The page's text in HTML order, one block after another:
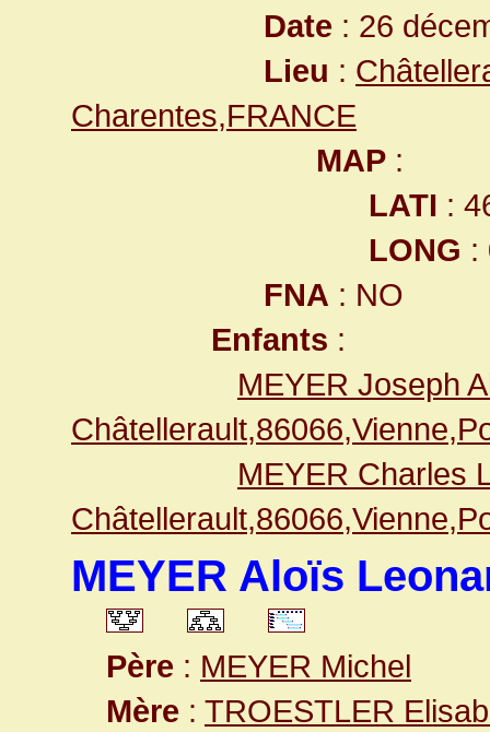
Date : 26
Lieu :
Charentes,FRANCE
MAP :
LATI :
LONG :
FNA : NO
Enfants :
MEYER Joseph
MEYER Charles
MEYER Aloïs
Père : MEYER Michel
Mère : TROESTLER